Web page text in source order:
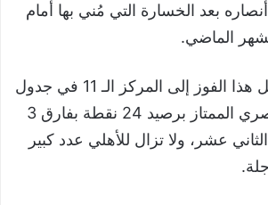
أنصاره بعد الخسارة التي مُني بها أمام
الماضي.
وتقدم الأهلي بفضل هذا الفوز إلى المركز الـ 11 في جدول
ترتيب الدوري المصري الممتاز برصيد 24 نقطة بفارق 3
عشر، ولا تزال للأهلي عدد كبير